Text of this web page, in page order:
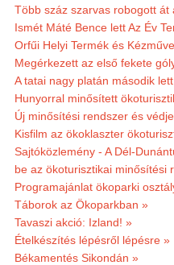
Több száz szarvas robogott át
Ismét Máté Bence lett Az Év
Orfűi Helyi Termék és
Megérkezett az első fekete
A tatai nagy platán második
Hunyorral minősített
Új minősítési rendszer és
Kisfilm az ökoklaszter
Sajtóközlemény - A Dél-
be az ökoturisztikai minősítési
Programajánlat ökoparki
Táborok az Ökoparkban »
Tavaszi akció: Izland! »
Ételkészítés lépésről lépésre »
Békamentés Sikondán »